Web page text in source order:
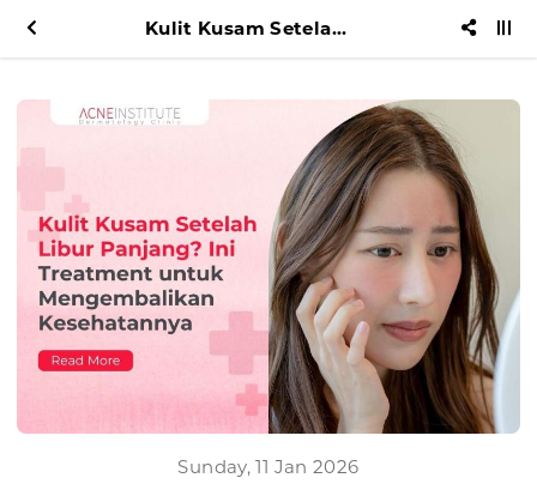
Kulit Kusam Setelah Libur Panjang? Ini Treatment untuk Mengembalikan Kesehatannya
Sunday, 11 Jan 2026